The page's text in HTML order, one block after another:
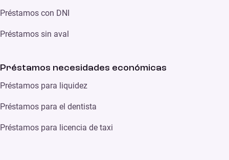
Préstamos con DNI
Préstamos sin aval
Préstamos necesidades económicas
Préstamos para liquidez
Préstamos para el dentista
Préstamos para licencia de taxi